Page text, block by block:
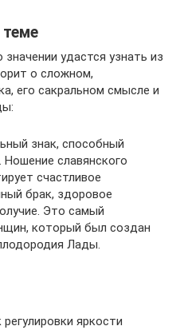
теме
удастся узнать из
о сложном,
его сакральном смысле и
знак, способный
славянского
счастливое
брак, здоровое
Это самый
который был создан
Лады.
яркости